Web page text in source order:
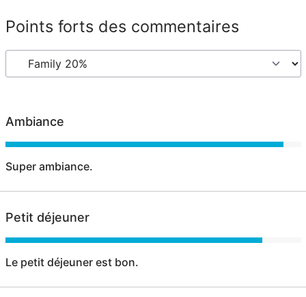
Points forts des commentaires
Ambiance
Super ambiance.
Petit déjeuner
Le petit déjeuner est bon.